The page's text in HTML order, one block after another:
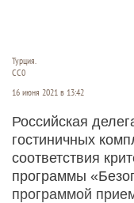
Турция.
СС0
16 июня 2021 в 13:42
Российская
гостиничных
соответствия
программы
программой